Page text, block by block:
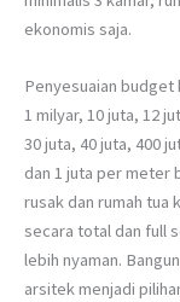
ekonomis saja.
Penyesuaian budget
1 milyar, 10 juta, 12
30 juta, 40 juta, 400
dan 1 juta per meter
rusak dan rumah tua
secara total dan full
lebih nyaman.
arsitek menjadi